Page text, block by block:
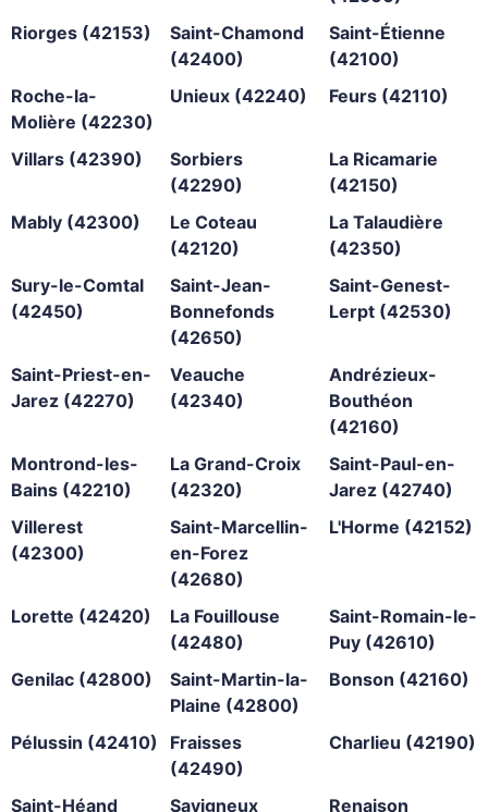
Riorges (42153)
Saint-Chamond
(42400)
Saint-Étienne
(42100)
Roche-la-
Molière (42230)
Unieux (42240) Feurs (42110)
Villars (42390)
Sorbiers
(42290)
La Ricamarie
(42150)
Mably (42300)
Le Coteau
(42120)
La Talaudière
(42350)
Sury-le-Comtal
(42450)
Saint-Jean-
Bonnefonds
(42650)
Saint-Genest-
Lerpt (42530)
Saint-Priest-en-
Jarez (42270)
Veauche
(42340)
Andrézieux-
Bouthéon
(42160)
Montrond-les-
Bains (42210)
La Grand-Croix
(42320)
Saint-Paul-en-
Jarez (42740)
Villerest
(42300)
Saint-Marcellin-
en-Forez
(42680)
L'Horme (42152)
Lorette (42420)
La Fouillouse
(42480)
Saint-Romain-le-
Puy (42610)
Genilac (42800)
Saint-Martin-la-
Plaine (42800)
Bonson (42160)
Pélussin (42410)
Fraisses
(42490)
Charlieu (42190)
Saint-Héand Savigneux Renaison